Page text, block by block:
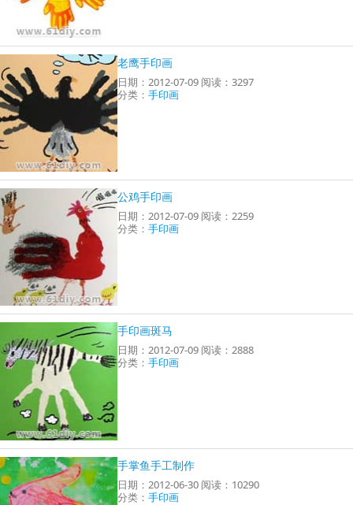
老鹰手印画
日期：2012-07-09 阅读：3297
分类：手印画
公鸡手印画
日期：2012-07-09 阅读：2259
分类：手印画
手印画斑马
日期：2012-07-09 阅读：2888
分类：手印画
手掌鱼手工制作
日期：2012-06-30 阅读：10290
分类：手印画